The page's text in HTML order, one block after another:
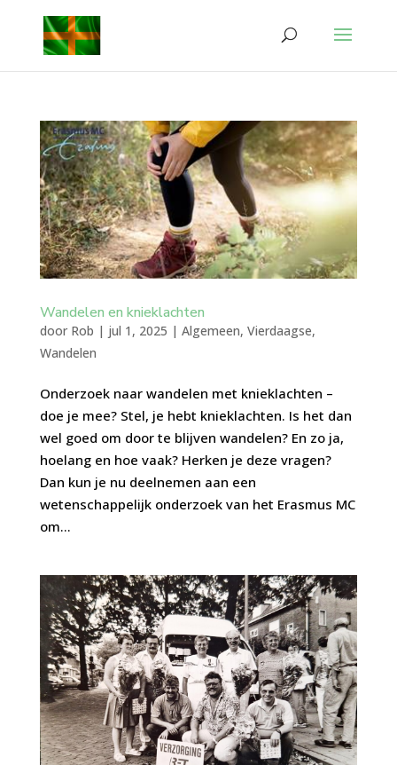
Wandelen en knieklachten
door Rob | jul 1, 2025 | Algemeen, Vierdaagse,
Wandelen
Onderzoek naar wandelen met knieklachten –
doe je mee? Stel, je hebt knieklachten. Is het dan
wel goed om door te blijven wandelen? En zo ja,
hoelang en hoe vaak? Herken je deze vragen?
Dan kun je nu deelnemen aan een
wetenschappelijk onderzoek van het Erasmus MC
om...